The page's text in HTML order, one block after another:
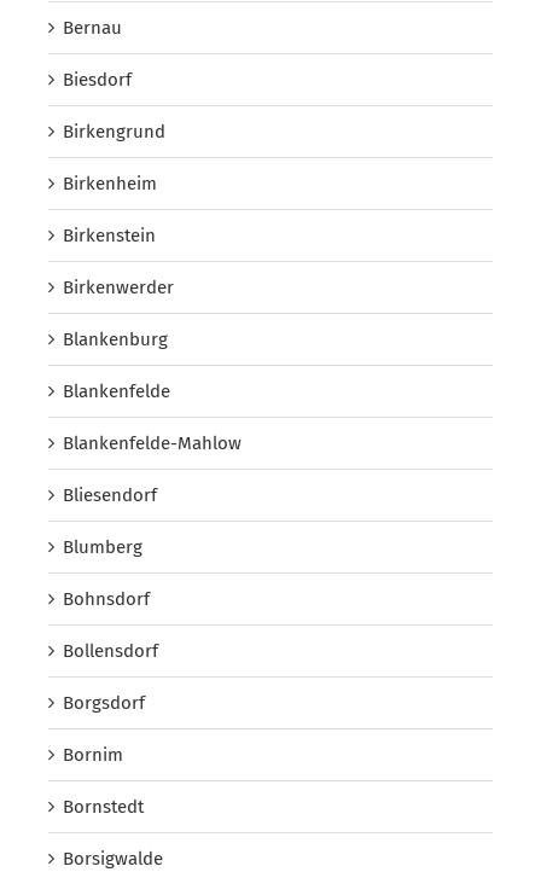
Bernau
Biesdorf
Birkengrund
Birkenheim
Birkenstein
Birkenwerder
Blankenburg
Blankenfelde
Blankenfelde-Mahlow
Bliesendorf
Blumberg
Bohnsdorf
Bollensdorf
Borgsdorf
Bornim
Bornstedt
Borsigwalde